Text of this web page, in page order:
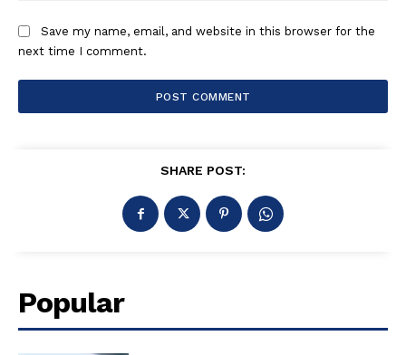
Save my name, email, and website in this browser for the
next time I comment.
SHARE POST:
Popular